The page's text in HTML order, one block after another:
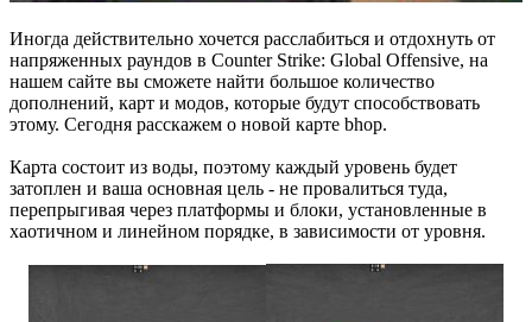
Иногда действительно хочется расслабиться и отдохнуть от
напряженных раундов в Counter Strike: Global Offensive, на
нашем сайте вы сможете найти большое количество
дополнений, карт и модов, которые будут способствовать
этому. Сегодня расскажем о новой карте bhop.
Карта состоит из воды, поэтому каждый уровень будет
затоплен и ваша основная цель - не провалиться туда,
перепрыгивая через платформы и блоки, установленные в
хаотичном и линейном порядке, в зависимости от уровня.